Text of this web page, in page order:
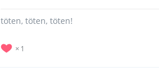
töten, töten, töten!
1